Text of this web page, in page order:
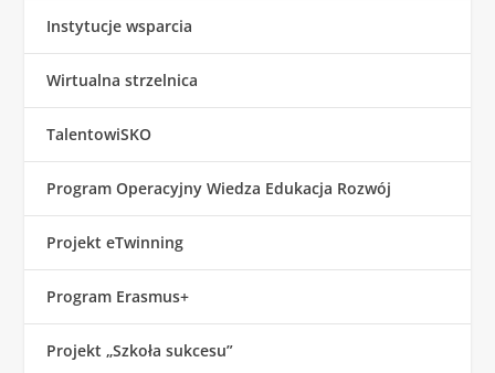
Instytucje wsparcia
Wirtualna strzelnica
TalentowiSKO
Program Operacyjny Wiedza Edukacja Rozwój
Projekt eTwinning
Program Erasmus+
Projekt „Szkoła sukcesu”